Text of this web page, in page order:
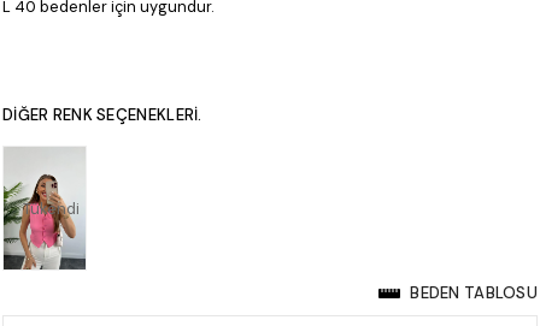
L 40 bedenler için uygundur.
DIĞER RENK SEÇENEKLERI.
Tükendi
BEDEN TABLOSU